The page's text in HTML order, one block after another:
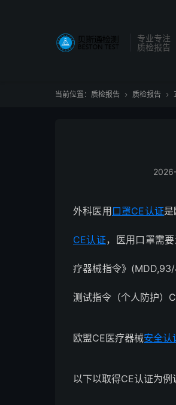
专业专注
质检报告
当前位置： 质检报告  质检报告 
外科医用 口罩CE认证
CE认证，医用口罩需
疗器械指令》
测试指令（个人防护）
欧盟CE医疗器械安全认
以下以取得CE认证为例